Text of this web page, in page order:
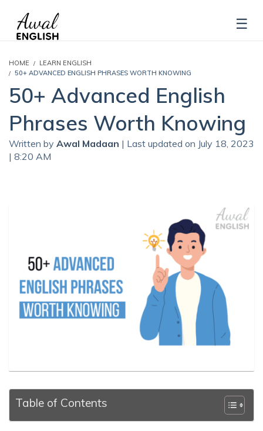
HOME
LEARN ENGLISH
50+ ADVANCED ENGLISH PHRASES WORTH KNOWING
50+ Advanced English
Phrases Worth Knowing
Written by Awal Madaan | Last updated on July 18, 2023
| 8:20 AM
Table of Contents